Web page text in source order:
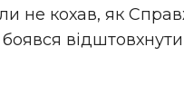
не кохав, як